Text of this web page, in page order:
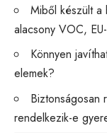
Miből készült a
alacsony VOC,
Könnyen
elemek?
rendelkezik-e